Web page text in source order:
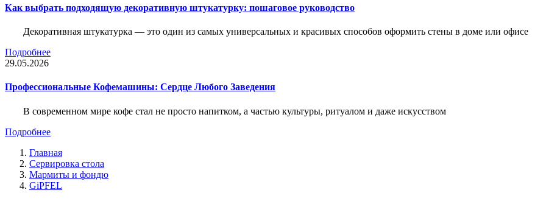
Как выбрать подходящую декоративную штукатурку: пошаговое руководство
Декоративная штукатурка — это один из самых универсальных и красивых способов оформить стены в доме или офисе
Подробнее
29.05.2026
Профессиональные Кофемашины: Сердце Любого Заведения
В современном мире кофе стал не просто напитком, а частью культуры, ритуалом и даже искусством
Подробнее
Главная
Сервировка стола
Мармиты и фондю
GiPFEL